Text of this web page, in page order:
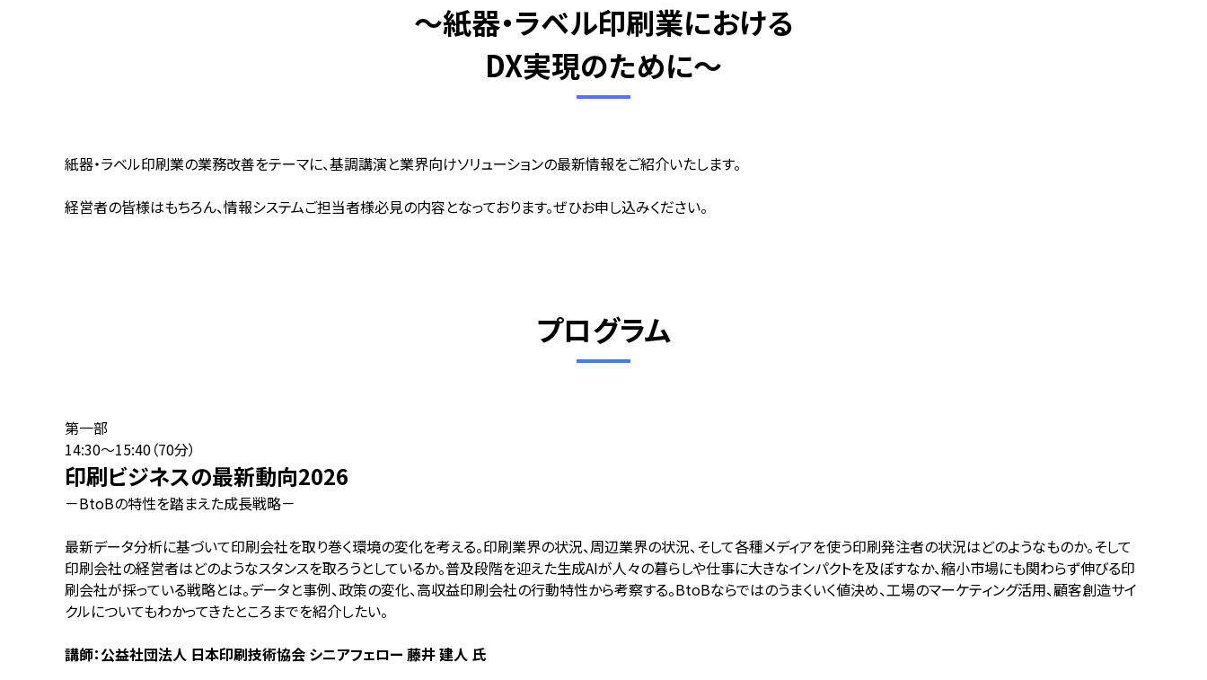
～紙器・ラベル印刷業における
DX実現のために～
紙器・ラベル印刷業の業務改善をテーマに、基調講演と業界向けソリューションの最新情報をご紹介いたします。
経営者の皆様はもちろん、情報システムご担当者様必見の内容となっております。ぜひお申し込みください。
プログラム
第一部
14:30～15:40（70分）
印刷ビジネスの最新動向2026
－BtoBの特性を踏まえた成長戦略－
最新データ分析に基づいて印刷会社を取り巻く環境の変化を考える。印刷業界の状況、周辺業界の状況、そして各種メディアを使う印刷発注者の状況はどのようなものか。そして
印刷会社の経営者はどのようなスタンスを取ろうとしているか。普及段階を迎えた生成AIが人々の暮らしや仕事に大きなインパクトを及ぼすなか、縮小市場にも関わらず伸びる印
刷会社が採っている戦略とは。データと事例、政策の変化、高収益印刷会社の行動特性から考察する。BtoBならではのうまくいく値決め、工場のマーケティング活用、顧客創造サイ
クルについてもわかってきたところまでを紹介したい。
講師：公益社団法人 日本印刷技術協会 シニアフェロー 藤井 建人 氏